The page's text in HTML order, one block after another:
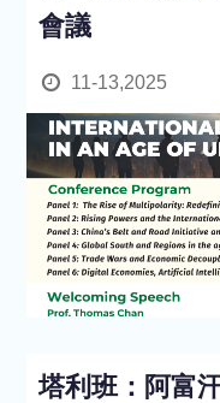
會議
11-13,2025
塔利班：阿富